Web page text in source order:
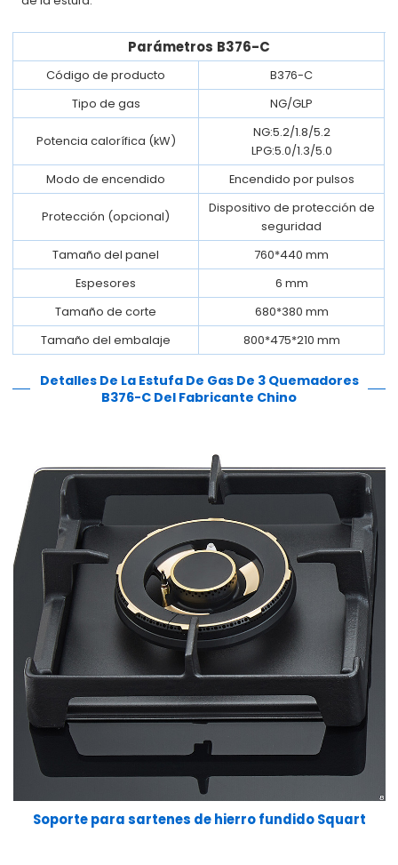
Parámetros B376-C
Código de producto
B376-C
Tipo de gas
NG/GLP
Potencia calorífica (kW)
NG:5.2/1.8/5.2
LPG:5.0/1.3/5.0
Modo de encendido
Encendido por pulsos
Protección (opcional)
Dispositivo de protección de
seguridad
Tamaño del panel
760*440 mm
Espesores
6 mm
Tamaño de corte
680*380 mm
Tamaño del embalaje
800*475*210 mm
DetallesDe La Estufa De Gas De 3 Quemadores
B376-C Del Fabricante Chino
Soporte para sartenes de hierro fundido Squart